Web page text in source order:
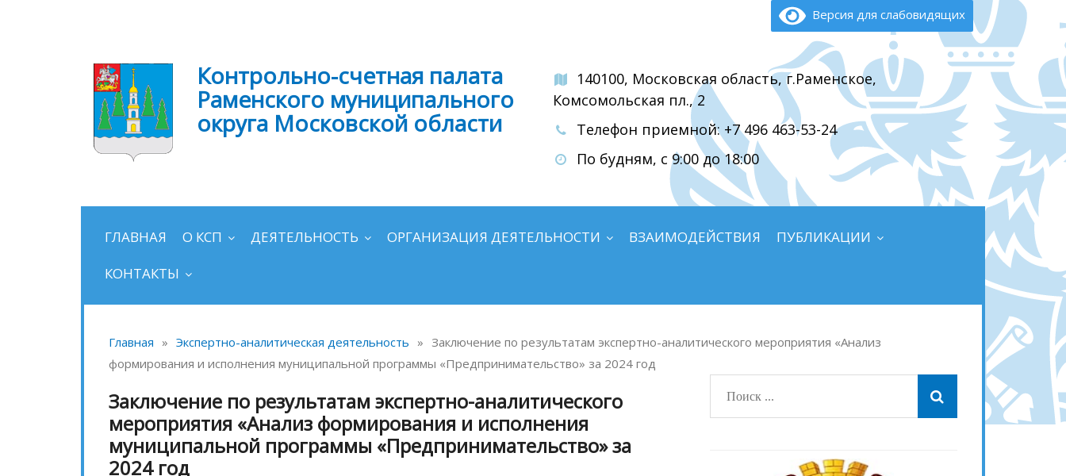
Версия для слабовидящих
Контрольно-счетная палата
Раменского муниципального
округа Московской области
140100, Московская область, г.Раменское,
Комсомольская пл., 2
Телефон приемной: +7 496 463-53-24
По будням, с 9:00 до 18:00
ГЛАВНАЯ О КСП ДЕЯТЕЛЬНОСТЬ ОРГАНИЗАЦИЯ ДЕЯТЕЛЬНОСТИ ВЗАИМОДЕЙСТВИЯ
ПУБЛИКАЦИИ
КОНТАКТЫ
Главная » Экспертно-аналитическая деятельность » Заключение по результатам экспертно-аналитического мероприятия «Анализ
формирования и исполнения муниципальной программы «Предпринимательство» за 2024 год
Заключение по результатам экспертно-аналитического
мероприятия «Анализ формирования и исполнения
муниципальной программы «Предпринимательство» за
2024 год